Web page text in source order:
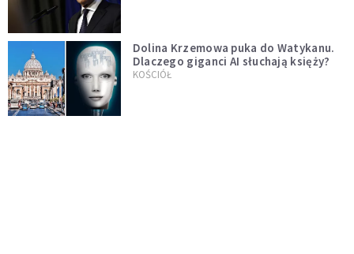
Dolina Krzemowa puka do Watykanu.
Dlaczego giganci AI słuchają księży?
KOŚCIÓŁ